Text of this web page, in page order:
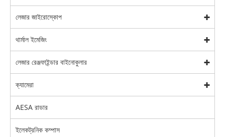
লেজার জাইরোস্কোপ
থার্মাল ইমেজিং
লেজার রেঞ্জফাইন্ডার বাইনোকুলার
ক্যামেরা
AESA রাডার
ইলেকট্রনিক কম্পাস